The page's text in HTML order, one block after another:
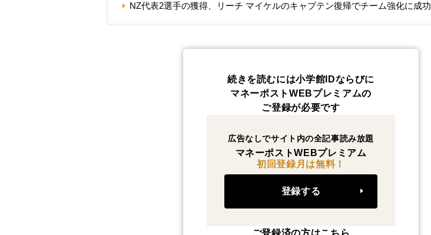
NZ代表2選手の獲得、リーチ マイケルのキャプテン復帰でチーム強化に成功
続きを読むには小学館IDならびに
マネーポストWEBプレミアムの
ご登録が必要です
広告なしでサイト内の全記事読み放題
マネーポストWEBプレミアム
初回登録月は無料！
登録する
ご登録済の方はこちら